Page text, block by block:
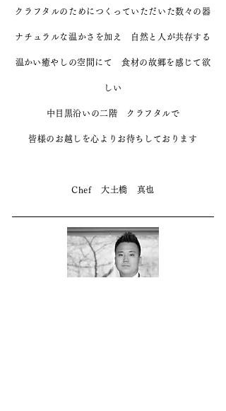
クラフタルのためにつくっていただいた数々の器
ナチュラルな温かさを加え 自然と人が共存する
​温かい癒やしの空間にて 食材の故郷を感じて欲
しい
中目黒沿いの二階 クラフタルで
皆様のお越しを心よりお待ちしております
Chef 大土橋 真也